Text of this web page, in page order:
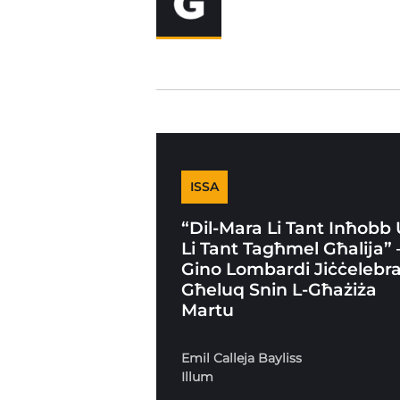
ISSA
“Dil-Mara Li Tant Inħobb
Li Tant Tagħmel Għalija”
Gino Lombardi Jiċċelebra
Għeluq Snin L-Għażiża
Martu
Emil Calleja Bayliss
Illum